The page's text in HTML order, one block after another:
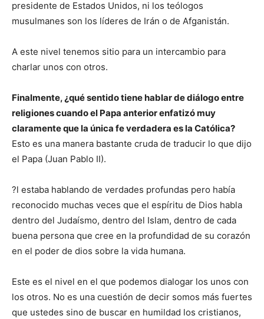
presidente de Estados Unidos, ni los teólogos
musulmanes son los líderes de Irán o de Afganistán.
A este nivel tenemos sitio para un intercambio para
charlar unos con otros.
Finalmente, ¿qué sentido tiene hablar de diálogo entre
religiones cuando el Papa anterior enfatizó muy
claramente que la única fe verdadera es la Católica?
Esto es una manera bastante cruda de traducir lo que dijo
el Papa (Juan Pablo II).
?l estaba hablando de verdades profundas pero había
reconocido muchas veces que el espíritu de Dios habla
dentro del Judaísmo, dentro del Islam, dentro de cada
buena persona que cree en la profundidad de su corazón
en el poder de dios sobre la vida humana.
Este es el nivel en el que podemos dialogar los unos con
los otros. No es una cuestión de decir somos más fuertes
que ustedes sino de buscar en humildad los cristianos,